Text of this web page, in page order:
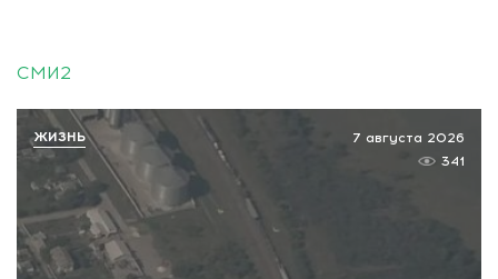
СМИ2
7 августа 2026
341
ЖИЗНЬ